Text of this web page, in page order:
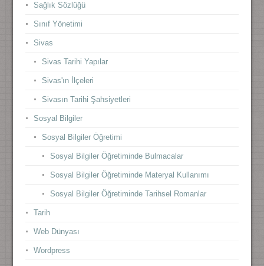
Sağlık Sözlüğü
Sınıf Yönetimi
Sivas
Sivas Tarihi Yapılar
Sivas'ın İlçeleri
Sivasın Tarihi Şahsiyetleri
Sosyal Bilgiler
Sosyal Bilgiler Öğretimi
Sosyal Bilgiler Öğretiminde Bulmacalar
Sosyal Bilgiler Öğretiminde Materyal Kullanımı
Sosyal Bilgiler Öğretiminde Tarihsel Romanlar
Tarih
Web Dünyası
Wordpress